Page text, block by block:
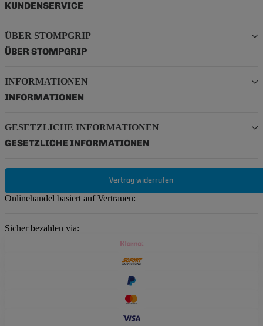
KUNDENSERVICE
ÜBER STOMPGRIP
ÜBER STOMPGRIP
INFORMATIONEN
INFORMATIONEN
GESETZLICHE INFORMATIONEN
GESETZLICHE INFORMATIONEN
Vertrag widerrufen
Onlinehandel basiert auf Vertrauen:
Sicher bezahlen via: